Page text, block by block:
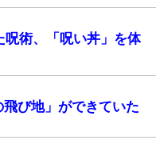
呪術、「呪い丼」を体
び地」ができていた